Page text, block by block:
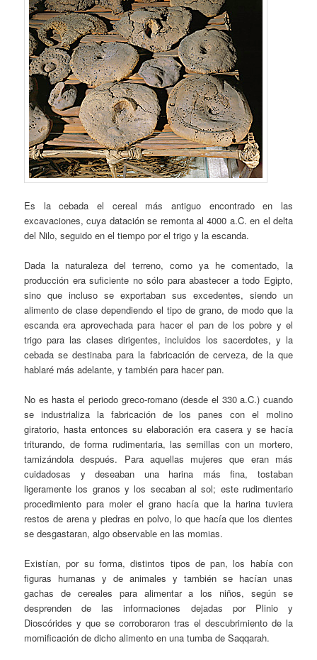
Es la cebada el cereal más antiguo encontrado en las
excavaciones, cuya datación se remonta al 4000 a.C. en el delta
del Nilo, seguido en el tiempo por el trigo y la escanda.
Dada la naturaleza del terreno, como ya he comentado, la
producción era suficiente no sólo para abastecer a todo Egipto,
sino que incluso se exportaban sus excedentes, siendo un
alimento de clase dependiendo el tipo de grano, de modo que la
escanda era aprovechada para hacer el pan de los pobre y el
trigo para las clases dirigentes, incluidos los sacerdotes, y la
cebada se destinaba para la fabricación de cerveza, de la que
hablaré más adelante, y también para hacer pan.
No es hasta el periodo greco-romano (desde el 330 a.C.) cuando
se industrializa la fabricación de los panes con el molino
giratorio, hasta entonces su elaboración era casera y se hacía
triturando, de forma rudimentaria, las semillas con un mortero,
tamizándola después. Para aquellas mujeres que eran más
cuidadosas y deseaban una harina más fina, tostaban
ligeramente los granos y los secaban al sol; este rudimentario
procedimiento para moler el grano hacía que la harina tuviera
restos de arena y piedras en polvo, lo que hacía que los dientes
se desgastaran, algo observable en las momias.
Existían, por su forma, distintos tipos de pan, los había con
figuras humanas y de animales y también se hacían unas
gachas de cereales para alimentar a los niños, según se
desprenden de las informaciones dejadas por Plinio y
Dioscórides y que se corroboraron tras el descubrimiento de la
momificación de dicho alimento en una tumba de Saqqarah.